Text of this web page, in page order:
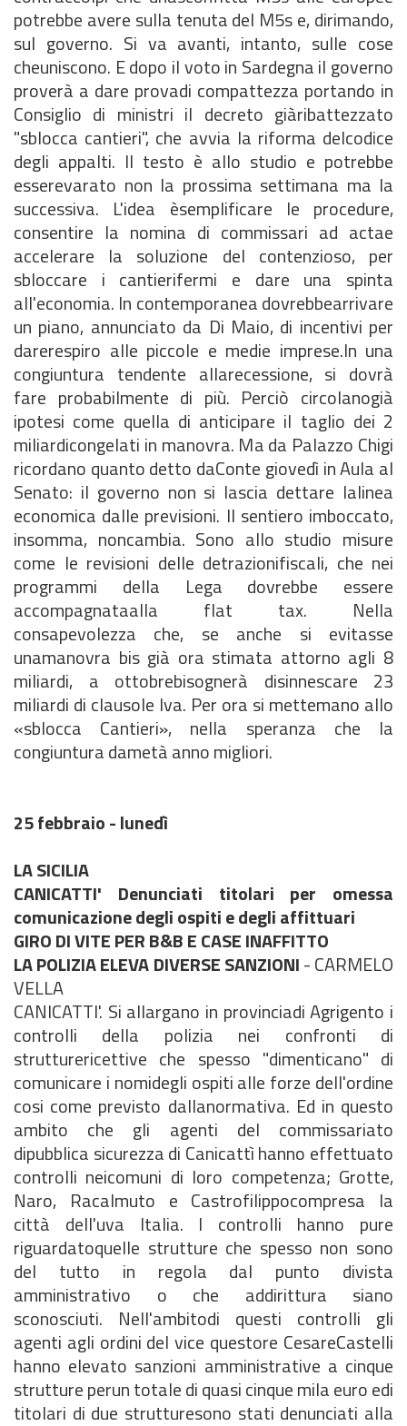
potrebbe avere sulla tenuta del M5s e, dirimando,
sul governo. Si va avanti, intanto, sulle cose
cheuniscono. E dopo il voto in Sardegna il governo
proverà a dare provadi compattezza portando in
Consiglio di ministri il decreto giàribattezzato
"sblocca cantieri", che avvia la riforma delcodice
degli appalti. Il testo è allo studio e potrebbe
esserevarato non la prossima settimana ma la
successiva. L'idea èsemplificare le procedure,
consentire la nomina di commissari ad actae
accelerare la soluzione del contenzioso, per
sbloccare i cantierifermi e dare una spinta
all'economia. In contemporanea dovrebbearrivare
un piano, annunciato da Di Maio, di incentivi per
darerespiro alle piccole e medie imprese.In una
congiuntura tendente allarecessione, si dovrà
fare probabilmente di più. Perciò circolanogià
ipotesi come quella di anticipare il taglio dei 2
miliardicongelati in manovra. Ma da Palazzo Chigi
ricordano quanto detto daConte giovedì in Aula al
Senato: il governo non si lascia dettare lalinea
economica dalle previsioni. Il sentiero imboccato,
insomma, noncambia. Sono allo studio misure
come le revisioni delle detrazionifiscali, che nei
programmi della Lega dovrebbe essere
accompagnataalla flat tax. Nella
consapevolezza che, se anche si evitasse
unamanovra bis già ora stimata attorno agli 8
miliardi, a ottobrebisognerà disinnescare 23
miliardi di clausole Iva. Per ora si mettemano allo
«sblocca Cantieri», nella speranza che la
congiuntura dametà anno migliori.
25 febbraio - lunedì
LA SICILIA
CANICATTI' Denunciati titolari per omessa
comunicazione degli ospiti e degli affittuari
GIRO DI VITE PER B&B E CASE INAFFITTO
LA POLIZIA ELEVA DIVERSE SANZIONI- CARMELO
VELLA
CANICATTI'. Si allargano in provinciadi Agrigento i
controlli della polizia nei confronti di
strutturericettive che spesso "dimenticano" di
comunicare i nomidegli ospiti alle forze dell'ordine
cosi come previsto dallanormativa. Ed in questo
ambito che gli agenti del commissariato
dipubblica sicurezza di Canicattì hanno effettuato
controlli neicomuni di loro competenza; Grotte,
Naro, Racalmuto e Castrofilippocompresa la
città dell'uva Italia. I controlli hanno pure
riguardatoquelle strutture che spesso non sono
del tutto in regola dal punto divista
amministrativo o che addirittura siano
sconosciuti. Nell'ambitodi questi controlli gli
agenti agli ordini del vice questore CesareCastelli
hanno elevato sanzioni amministrative a cinque
strutture perun totale di quasi cinque mila euro edi
titolari di due strutturesono stati denunciati alla